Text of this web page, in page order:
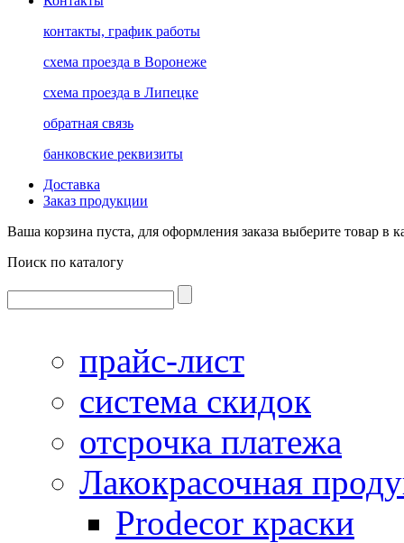
контакты, график работы
схема проезда в Воронеже
схема проезда в Липецке
обратная связь
банковские реквизиты
Доставка
Заказ продукции
Ваша корзина пуста, для оформления заказа выберите товар в
Поиск по каталогу
прайс-лист
система скидок
отсрочка платежа
Лакокрасочная
Prodecor краски